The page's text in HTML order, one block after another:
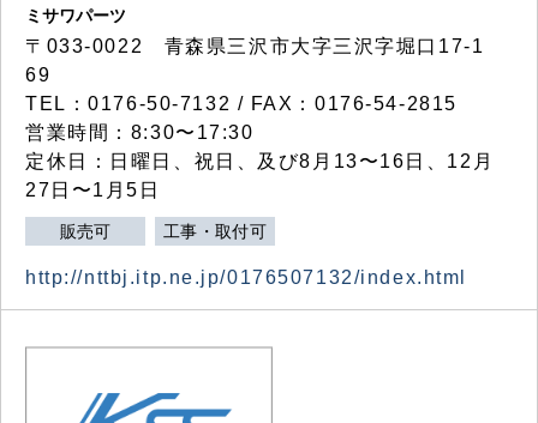
ミサワパーツ
〒033-0022 青森県三沢市大字三沢字堀口17-1
69
TEL：0176-50-7132 / FAX：0176-54-2815
営業時間：8:30〜17:30
定休日：日曜日、祝日、及び8月13〜16日、12月
27日〜1月5日
販売可 工事・取付可
http://nttbj.itp.ne.jp/0176507132/index.html